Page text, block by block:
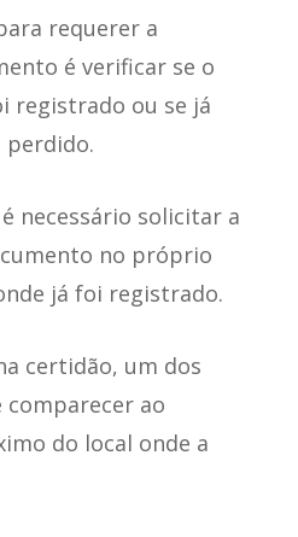
requerer a
é verificar se o
registrado ou se já
necessário solicitar a
no próprio
já foi registrado.
certidão, um dos
comparecer ao
do local onde a